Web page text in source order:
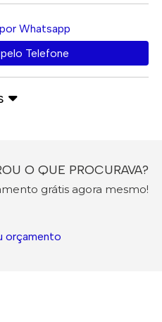
Whatsapp
Telefone
O QUE PROCURAVA?
grátis agora mesmo!
orçamento